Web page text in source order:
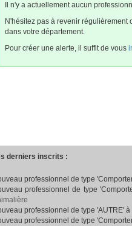
Il n'y a actuellement aucun
N'hésitez pas à revenir
dans votre département.
Pour créer une alerte, il suffit de vous
derniers inscrits :
professionnel de type
professionnel de type
professionnel de type 'AUTRE'
professionnel de type